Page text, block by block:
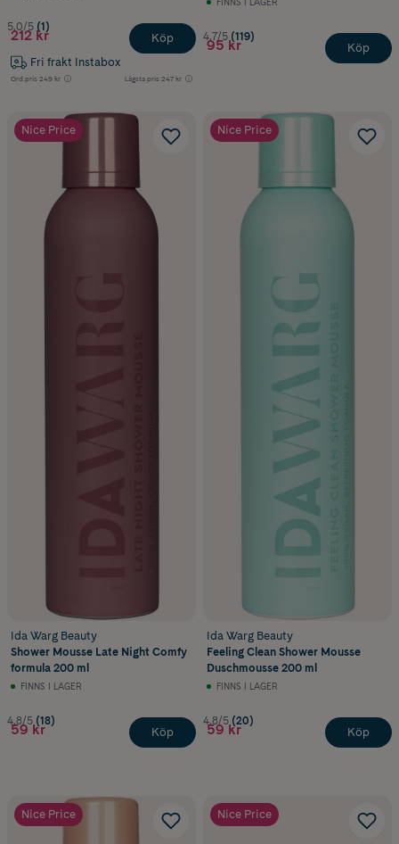
5.0/5 (1)
212 kr
Fri frakt Instabox
Ord.pris 249 kr Lägsta pris 247 kr
Köp 4.7/5 (119)
95 kr Köp
Nice Price
Ida Warg Beauty
Shower Mousse Late Night Comfy
formula 200 ml
FINNS I LAGER
4.8/5 (18)
59 kr Köp
Nice Price
Ida Warg Beauty
Feeling Clean Shower Mousse
Duschmousse 200 ml
FINNS I LAGER
4.8/5 (20)
59 kr Köp
Nice Price Nice Price